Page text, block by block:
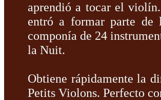
aprendió a tocar el
entró a formar parte de
componía de 24
la Nuit.
Obtiene rápidamente la
Petits Violons. Perfecto